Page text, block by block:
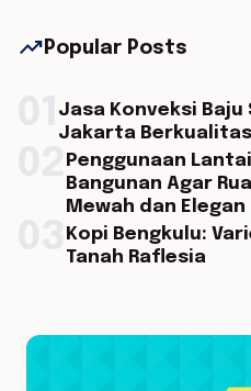
trending_up Popular Posts
Jasa Konveksi
Jakarta
Penggunaan
Bangunan Agar
Mewah dan Elegan
Kopi Bengkulu:
Tanah Raflesia